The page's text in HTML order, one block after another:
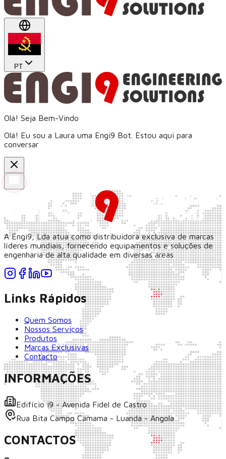
PT
Olá! Seja Bem-Vindo
Olá! Eu sou a Laura uma Engi9 Bot. Estou aqui para
conversar
A Engi9, Lda atua como distribuidora exclusiva de marcas
líderes mundiais, fornecendo equipamentos e soluções de
engenharia de alta qualidade em diversas áreas
Links Rápidos
Quem Somos
Nossos Serviços
Produtos
Marcas Exclusivas
Contacto
INFORMAÇÕES
Edifício i9 - Avenida Fidel de Castro
Rua Bita Campo Camama - Luanda - Angola
CONTACTOS